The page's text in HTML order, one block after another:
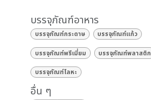
บรรจุภัณฑ์อาหาร
บรรจุภัณฑ์กระดาษ บรรจุภัณฑ์แก้ว
บรรจุภัณฑ์พรีเมี่ยม บรรจุภัณฑ์พลาสติก
บรรจุภัณฑ์โลหะ
อื่น ๆ